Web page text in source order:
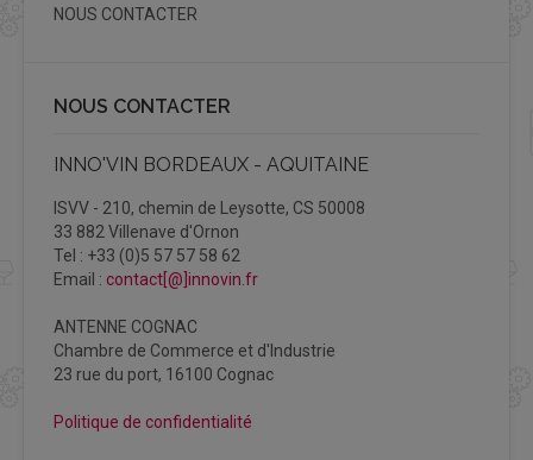
NOUS CONTACTER
NOUS CONTACTER
INNO'VIN BORDEAUX - AQUITAINE
ISVV - 210, chemin de Leysotte, CS 50008
33 882 Villenave d'Ornon
Tel : +33 (0)5 57 57 58 62
Email : contact[@]innovin.fr
ANTENNE COGNAC
Chambre de Commerce et d'Industrie
23 rue du port, 16100 Cognac
Politique de confidentialité